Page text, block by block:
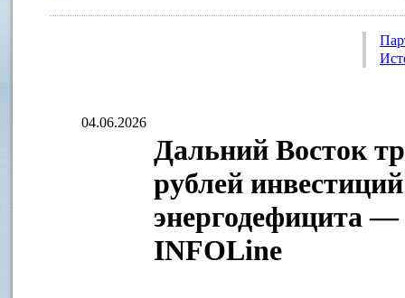
04.06.2026
Дальний Восток
рублей
энергодефицита —
INFOLine